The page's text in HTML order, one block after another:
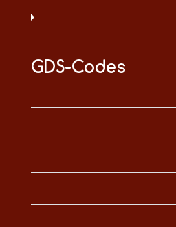
GDS-Codes